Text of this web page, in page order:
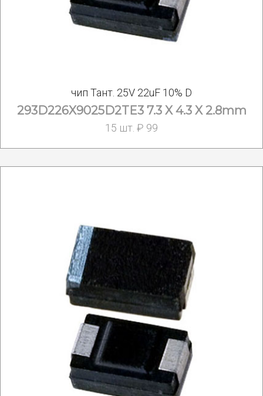
чип Тант. 25V 22uF 10% D
293D226X9025D2TE3 7.3 X 4.3 X 2.8mm
15 шт. ₽ 99